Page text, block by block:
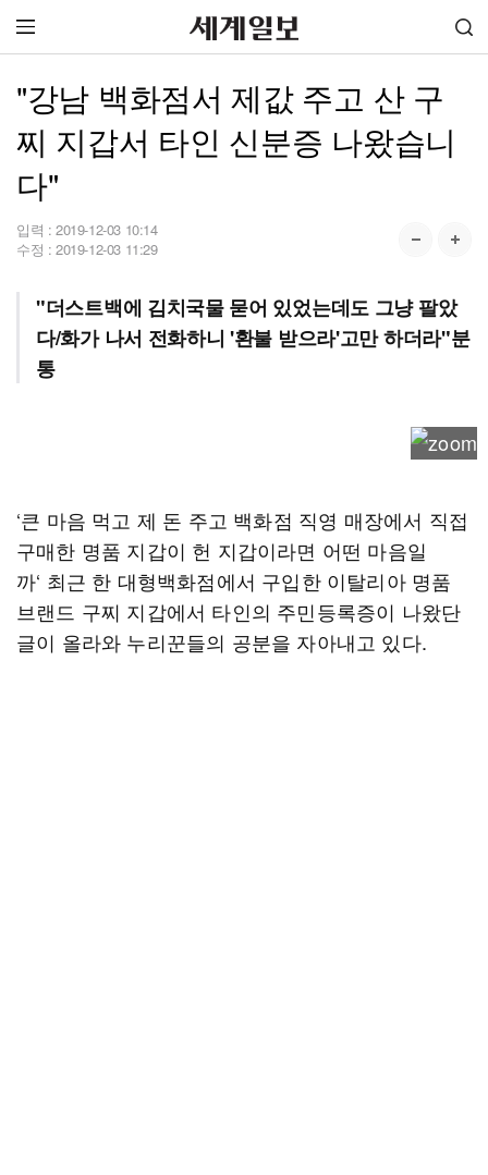
"강남 백화점서 제값 주고 산 구
찌 지갑서 타인 신분증 나왔습니
다"
입력 : 2019-12-03 10:14
수정 : 2019-12-03 11:29
"더스트백에 김치국물 묻어 있었는데도 그냥 팔았
다/화가 나서 전화하니 '환불 받으라'고만 하더라"분
통
‘큰 마음 먹고 제 돈 주고 백화점 직영 매장에서 직접
구매한 명품 지갑이 헌 지갑이라면 어떤 마음일
까‘ 최근 한 대형백화점에서 구입한 이탈리아 명품
브랜드 구찌 지갑에서 타인의 주민등록증이 나왔단
글이 올라와 누리꾼들의 공분을 자아내고 있다.